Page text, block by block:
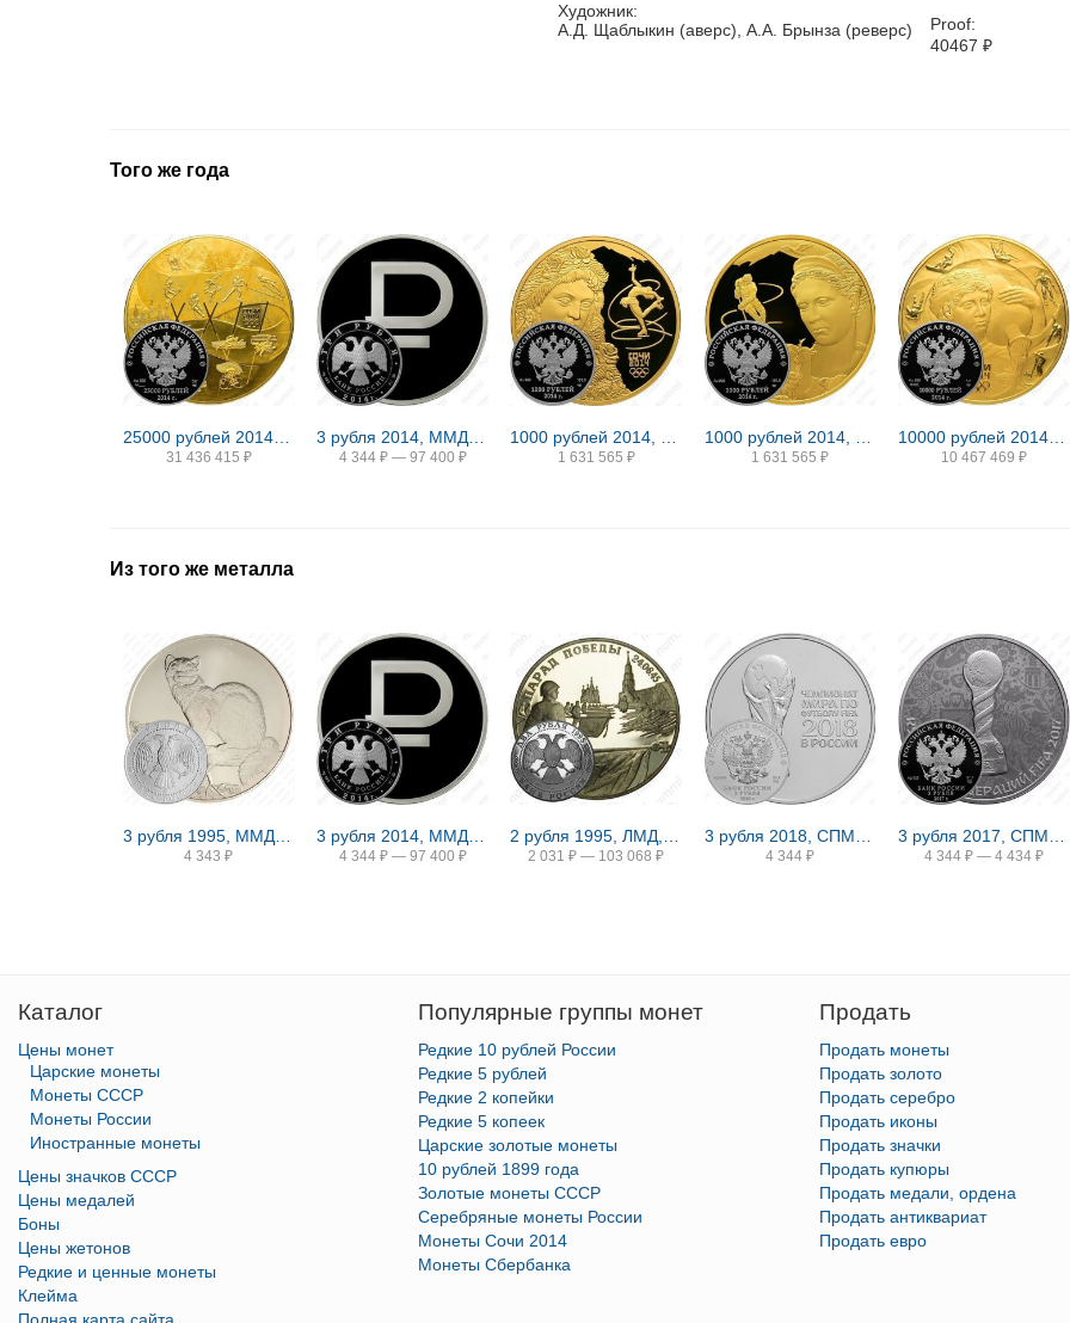
Художник:
А.Д. Щаблыкин (аверс), А.А. Брынза (реверс)
Proof:
40467 ₽
Того же года
31 436 415 ₽ 4 344 ₽ — 97 400 ₽ 1 631 565 ₽ 1 631 565 ₽
10000 рублей 2014, СПМД, Мацеста Proof
10 467 469 ₽
Из того же металла
4 343 ₽ 4 344 ₽ — 97 400 ₽ 2 031 ₽ — 103 068 ₽ 4 344 ₽ 4 344 ₽ — 4 434 ₽
Каталог
Цены монет
Царские монеты
Монеты СССР
Монеты России
Иностранные монеты
Цены значков СССР
Цены медалей
Боны
Цены жетонов
Редкие и ценные монеты
Клейма
Популярные группы монет
Редкие 10 рублей России
Редкие 5 рублей
Редкие 2 копейки
Редкие 5 копеек
Царские золотые монеты
10 рублей 1899 года
Золотые монеты СССР
Серебряные монеты России
Монеты Сочи 2014
Монеты Сбербанка
Продать
Продать монеты
Продать золото
Продать серебро
Продать иконы
Продать значки
Продать купюры
Продать медали, ордена
Продать антиквариат
Продать евро